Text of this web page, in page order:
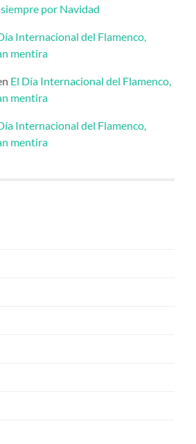
por Navidad
Internacional del Flamenco,
mentira
El Día Internacional del Flamenco,
mentira
Internacional del Flamenco,
mentira